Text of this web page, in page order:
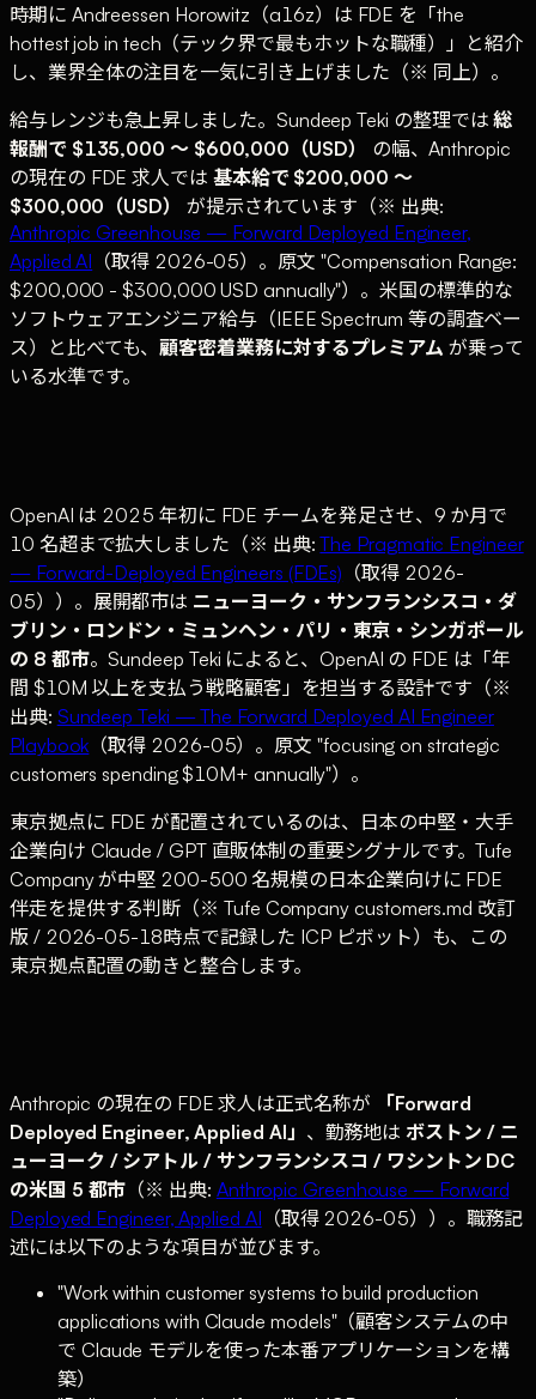
時期に Andreessen Horowitz（a16z）は FDE を「the
hottest job in tech（テック界で最もホットな職種）」と紹介
し、業界全体の注目を一気に引き上げました（※ 同上）。
給与レンジも急上昇しました。Sundeep Teki の整理では総
報酬で $135,000 〜 $600,000（USD）
の幅、Anthropic
の現在の FDE 求人では 基本給で $200,000 〜
$300,000（USD）
が提示されています（※ 出典:
Anthropic Greenhouse — Forward Deployed Engineer,
Applied AI （取得 2026-05）。原文 "Compensation Range:
$200,000 - $300,000 USD annually"）。米国の標準的な
ソフトウェアエンジニア給与（IEEE Spectrum 等の調査ベー
ス）と比べても、顧客密着業務に対するプレミアム が乗って
いる水準です。
OpenAI は 2025 年初に FDE チームを発足させ、9 か月で
10 名超まで拡大しました（※ 出典:The Pragmatic Engineer
— Forward-Deployed Engineers (FDEs) （取得 2026-
05））。展開都市は ニューヨーク・サンフランシスコ・ダ
ブリン・ロンドン・ミュンヘン・パリ・東京・シンガポール
の 8 都市。Sundeep Teki によると、OpenAI の FDE は「年
間 $10M 以上を支払う戦略顧客」を担当する設計です（※
出典: Sundeep Teki — The Forward Deployed AI Engineer
Playbook （取得 2026-05）。原文 "focusing on strategic
customers spending $10M+ annually"）。
東京拠点に FDE が配置されているのは、日本の中堅・大手
企業向け Claude / GPT 直販体制の重要シグナルです。Tufe
Company が中堅 200-500 名規模の日本企業向けに FDE
伴走を提供する判断（※ Tufe Company customers.md 改訂
版 / 2026-05-18時点で記録した ICP ピボット）も、この
東京拠点配置の動きと整合します。
Anthropic の現在の FDE 求人は正式名称が
「Forward
Deployed Engineer, Applied AI」 、勤務地はボストン / ニ
ューヨーク / シアトル / サンフランシスコ / ワシントン DC
の米国 5 都市 （※ 出典: Anthropic Greenhouse — Forward
Deployed Engineer, Applied AI （取得 2026-05））。職務記
述には以下のような項目が並びます。
"Work within customer systems to build production
applications with Claude models"（顧客システムの中
で Claude モデルを使った本番アプリケーションを構
築）